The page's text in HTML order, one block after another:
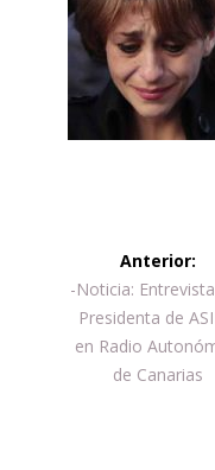
de
Anterior:
Entrada
anterior:
-Noticia:
Presidenta de
en Radio
de Canarias